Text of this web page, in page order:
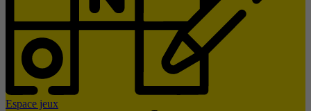
Espace jeux